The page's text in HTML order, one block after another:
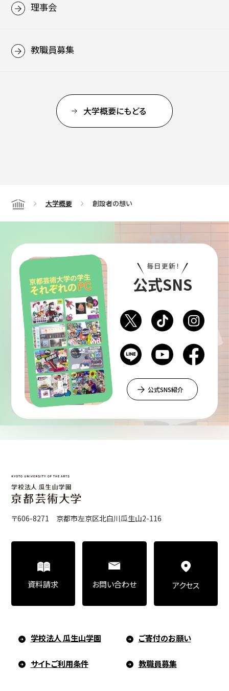
理事会
教職員募集
大学概要にもどる
Home 大学概要 創設者の想い
毎日更新！
公式SNS
公式SNS紹介
〒606-8271 京都市左京区北白川瓜生山2-116
学校法人 瓜生山学園 ご寄付のお願い
サイトご利用条件 教職員募集
資料請求 お問い合わせ アクセス